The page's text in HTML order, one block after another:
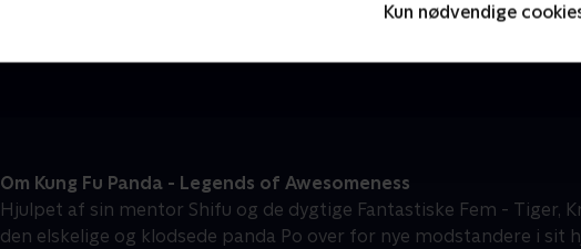
Kun nødvendige
Om Kung Fu Panda - Legends of Awesomeness
Hjulpet af sin mentor Shifu og de dygtige Fantastiske Fem - Tiger,
den elskelige og klodsede panda Po over for nye modstandere i sit